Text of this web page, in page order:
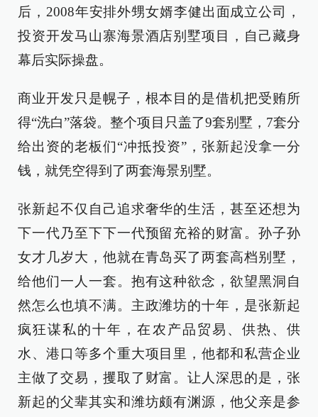
后，2008年安排外甥女婿李健出面成立公司，
投资开发马山寨海景酒店别墅项目，自己藏身
幕后实际操盘。
商业开发只是幌子，根本目的是借机把受贿所
得“洗白”落袋。整个项目只盖了9套别墅，7套分
给出资的老板们“冲抵投资”，张新起没拿一分
钱，就凭空得到了两套海景别墅。
张新起不仅自己追求奢华的生活，甚至还想为
下一代乃至下下一代预留充裕的财富。孙子孙
女才几岁大，他就在青岛买了两套高档别墅，
给他们一人一套。抱有这种欲念，欲望黑洞自
然怎么也填不满。主政潍坊的十年，是张新起
疯狂谋私的十年，在农产品贸易、供热、供
水、港口等多个重大项目里，他都和私营企业
主做了交易，攫取了财富。让人深思的是，张
新起的父辈其实和潍坊颇有渊源，他父亲是参